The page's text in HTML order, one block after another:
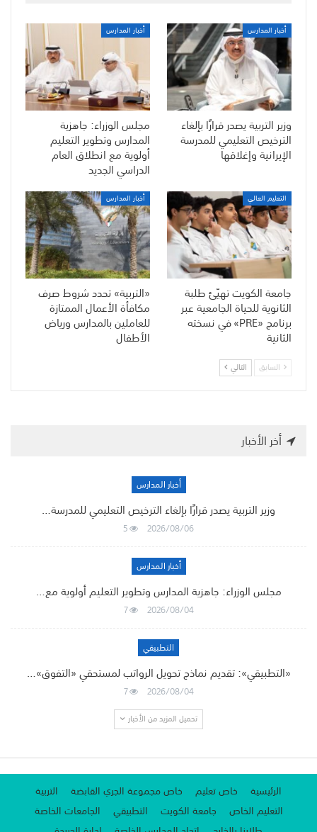
أخبار المدارس
وزير التربية يصدر قرارًا بإلغاء
الترخيص التعليمي للمدرسة
الإيرانية وإغلاقها
أخبار المدارس
مجلس الوزراء: جاهزية
المدارس وتطوير التعليم
أولوية مع انطلاق العام
الدراسي الجديد
التعليم العالي
جامعة الكويت تهيّئ طلبة
الثانوية للحياة الجامعية عبر
برنامج «PRE» في نسخته
الثانية
أخبار المدارس
«التربية» تحدد شروط صرف
مكافأة الأعمال الممتازة
للعاملين بالمدارس ورياض
الأطفال
السابق التالي
أخر الأخبار
أخبار المدارس
وزير التربية يصدر قرارًا بإلغاء الترخيص التعليمي للمدرسة…
2026/08/06
5
أخبار المدارس
مجلس الوزراء: جاهزية المدارس وتطوير التعليم أولوية مع…
2026/08/04
7
التطبيقي
«التطبيقي»: تقديم نماذج تحويل الرواتب لمستحقي «التفوق»…
2026/08/04
7
تحميل المزيد من الأخبار
الرئيسية خاص تعليم خاص مجموعة الجري القابضة
التربية
التعليم الخاص
جامعة الكويت التطبيقي
الجامعات الخاصة